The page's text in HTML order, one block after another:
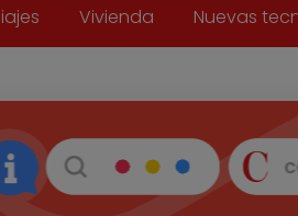
Vivienda Nuevas